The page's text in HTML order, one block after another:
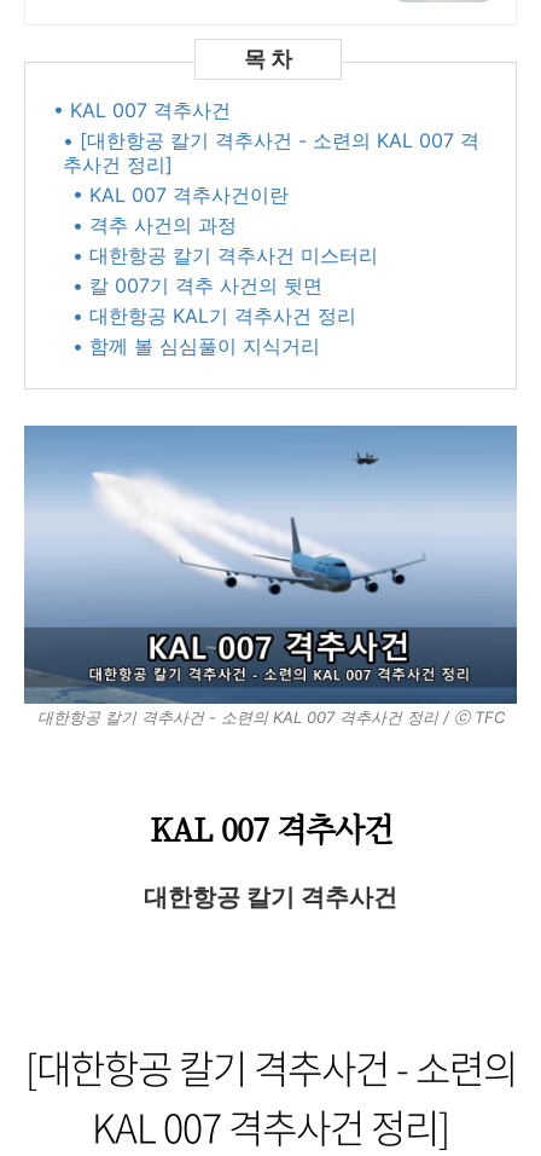
• KAL 007 격추사건​
• [대한항공 칼기 격추사건 - 소련의 KAL 007 격
추사건 정리]
• KAL 007 격추사건이란
• 격추 사건의 과정
• 대한항공 칼기 격추사건 미스터리
• 칼 007기 격추 사건의 뒷면
• 대한항공 KAL기 격추사건 정리​
• 함께 볼 심심풀이 지식거리
대한항공 칼기 격추사건 - 소련의 KAL 007 격추사건 정리 / ⓒ TFC
KAL 007 격추사건​
대한항공 칼기 격추사건
[대한항공 칼기 격추사건 - 소련의
KAL 007 격추사건 정리]